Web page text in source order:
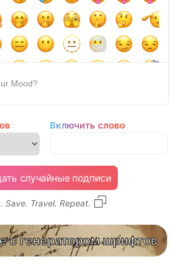
Mood?
Включить слово
случайные подписи
Save. Travel. Repeat.
с генератором шрифтов